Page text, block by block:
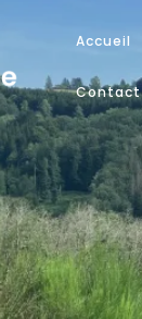
Accueil
Contact